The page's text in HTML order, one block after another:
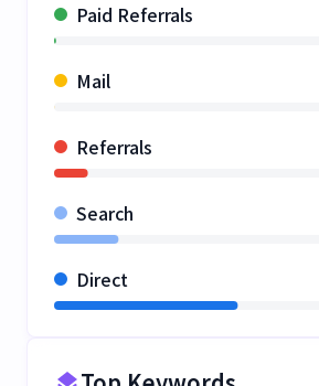
Paid Referrals
Mail
Referrals
Search
Direct